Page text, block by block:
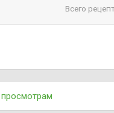
Всего